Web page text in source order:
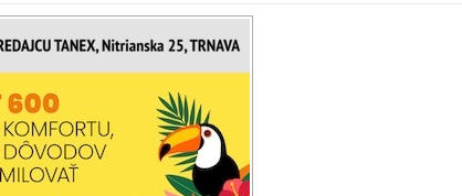
a priateľov a príďte osláviť leto a víno na farmu do rodinného
Na sobotu 1. augusta 2020 od 14. hodiny pripravili parádny
sa len tak nevidí. Na rodinnej farme na kopci medzi Ružovou a
v Suchej nad Parnou sa bude ochutnávať víno, spoznávať krásy
a vychutnávať život.
vinárstva Magula predstavia aj vína svojich priateľov a kolegov zo
Slovakia. Počas celého dňa budú k dispozícii degustačné